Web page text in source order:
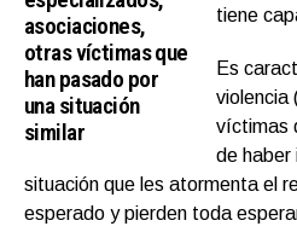
asociaciones,
otras víctimas que
han pasado por
una situación
similar
tiene
Es
violencia
víctimas
de haber
situación que les atormenta el
esperado y pierden toda